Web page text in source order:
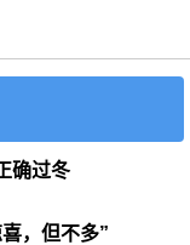
确过冬
，但不多”